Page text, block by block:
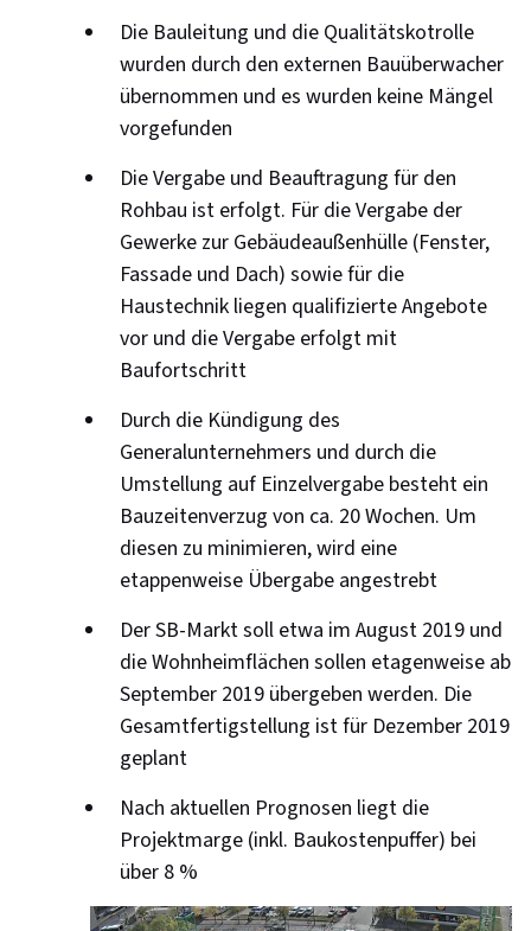
Die Bauleitung und die Qualitätskotrolle
wurden durch den externen Bauüberwacher
übernommen und es wurden keine Mängel
vorgefunden
Die Vergabe und Beauftragung für den
Rohbau ist erfolgt. Für die Vergabe der
Gewerke zur Gebäudeaußenhülle (Fenster,
Fassade und Dach) sowie für die
Haustechnik liegen qualifizierte Angebote
vor und die Vergabe erfolgt mit
Baufortschritt
Durch die Kündigung des
Generalunternehmers und durch die
Umstellung auf Einzelvergabe besteht ein
Bauzeitenverzug von ca. 20 Wochen. Um
diesen zu minimieren, wird eine
etappenweise Übergabe angestrebt
Der SB-Markt soll etwa im August 2019 und
die Wohnheimflächen sollen etagenweise ab
September 2019 übergeben werden. Die
Gesamtfertigstellung ist für Dezember 2019
geplant
Nach aktuellen Prognosen liegt die
Projektmarge (inkl. Baukostenpuffer) bei
über 8 %